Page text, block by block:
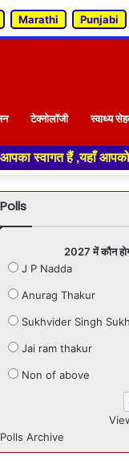
Marathi Punjabi
टेक्नोलॉजी स्वाथ्य
ताजा खबरों से
Polls
2027 में कौन
J P Nadda
Anurag Thakur
Sukhvider Singh
Jai ram thakur
Non of above
Polls Archive